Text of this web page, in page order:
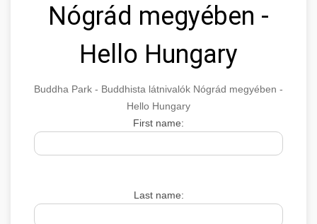
Nógrád megyében -
Hello Hungary
Buddha Park - Buddhista látnivalók Nógrád megyében -
Hello Hungary
First name:
Last name: